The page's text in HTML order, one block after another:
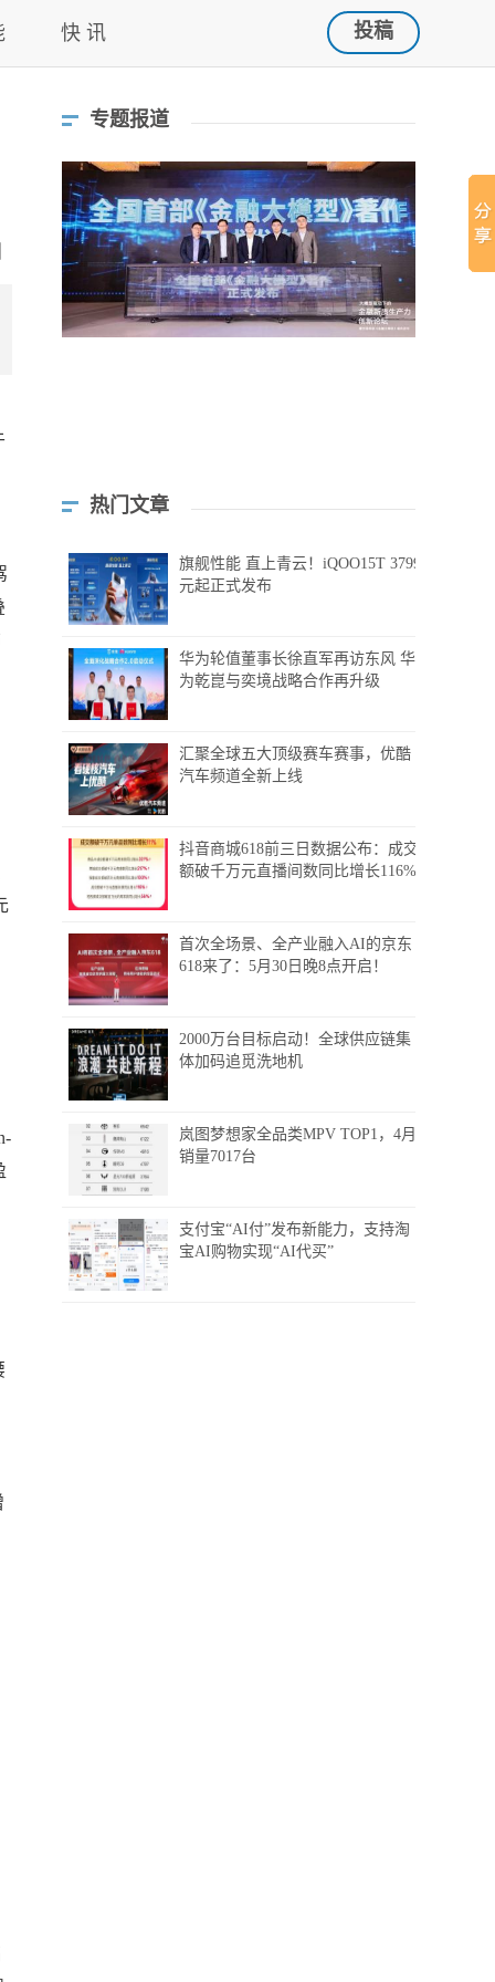
快 讯 投稿
专题报道
热门文章
旗舰性能 直上青云！iQOO15T 3799
元起正式发布
华为轮值董事长徐直军再访东风 华
为乾崑与奕境战略合作再升级
汇聚全球五大顶级赛车赛事，优酷
汽车频道全新上线
抖音商城618前三日数据公布：成交
额破千万元直播间数同比增长116%
首次全场景、全产业融入AI的京东
618来了：5月30日晚8点开启！
2000万台目标启动！全球供应链集
体加码追觅洗地机
岚图梦想家全品类MPV TOP1，4月
销量7017台
支付宝“AI付”发布新能力，支持淘
宝AI购物实现“AI代买”